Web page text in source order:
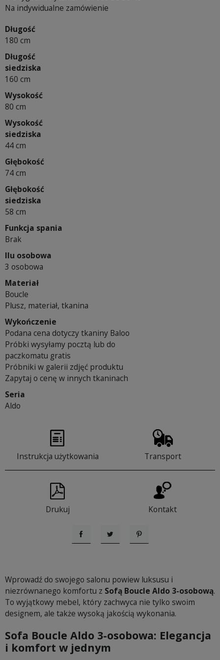
Na indywidualne zamówienie
Długość
180 cm
Długość
siedziska
160 cm
Wysokość
80 cm
Wysokość
siedziska
44 cm
Głębokość
74 cm
Głębokość
siedziska
58 cm
Funkcja spania
Brak
Ilu osobowa
3 osobowa
Materiał
Boucle
Plusz, materiał, tkanina
Wykończenie
Podana cena dotyczy tkaniny Baloo
Próbki wysyłamy pocztą lub do
paczkomatu gratis
Próbniki w galerii zdjęć produktu
Zapytaj o cenę w innych tkaninach
Seria
Aldo
Instrukcja użytkowania Transport
Drukuj Kontakt
UdostępnijTweetujPinterest
Wprowadź do swojego salonu powiew luksusu i
niezrównanego komfortu z Sofą Boucle Aldo 3-osobową.
To wyjątkowy mebel, który zachwyca nie tylko swoim
designem, ale także wysoką jakością wykonania.
Sofa Boucle Aldo 3-osobowa: Elegancja
i komfort w jednym